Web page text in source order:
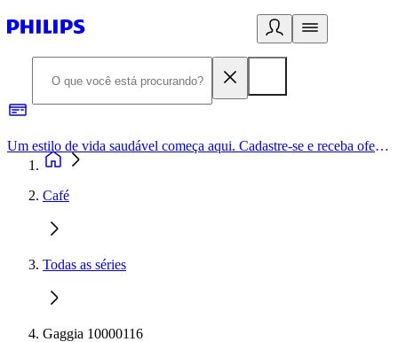
Um estilo de vida saudável começa aqui. Cadastre-se e receba ofertas exclusivas.
Café
Todas as séries
Gaggia 10000116